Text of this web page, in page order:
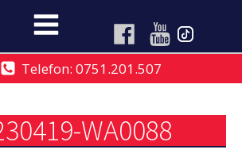
Telefon: 0751.201.507
WA0088